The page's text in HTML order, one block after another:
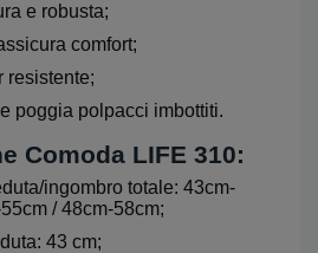
e robusta;
comfort;
resistente;
poggia polpacci imbottiti.
Comoda LIFE 310:
ingombro totale: 43cm-
/ 48cm-58cm;
43 cm;